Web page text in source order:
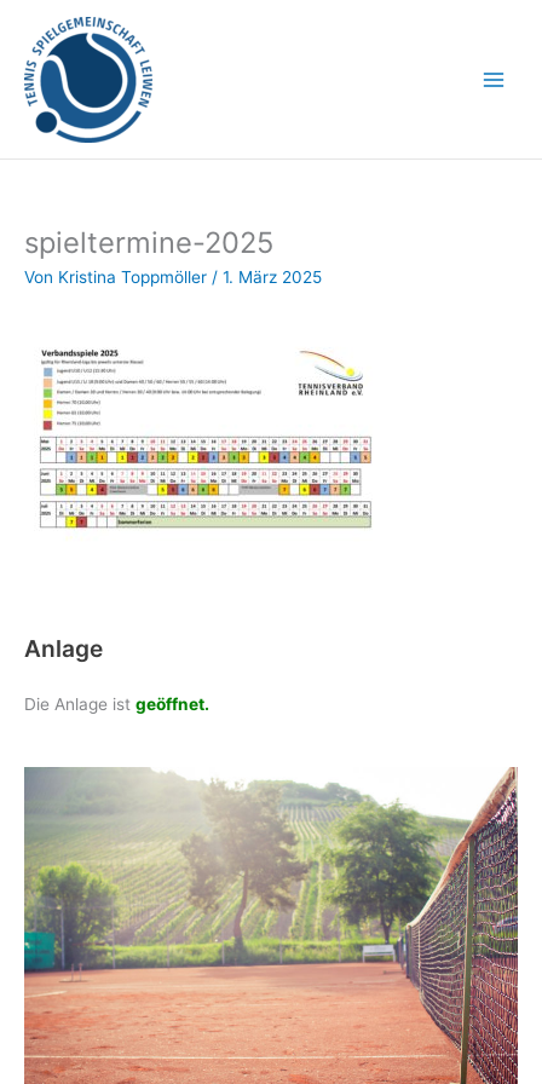
Inhalt
springen
spieltermine-2025
Von Kristina Toppmöller / 1. März 2025
Anlage
Die Anlage ist geöffnet.